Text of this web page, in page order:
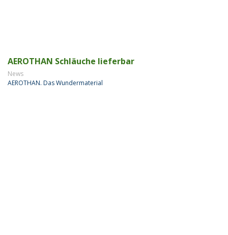
AEROTHAN Schläuche lieferbar
News
AEROTHAN. Das Wundermaterial